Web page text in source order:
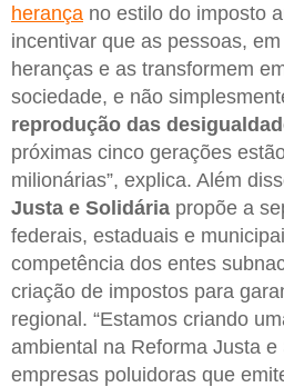
herança no estilo do imposto
incentivar que as pessoas,
heranças e as transformem
sociedade, e não
reprodução das
próximas cinco gerações
milionárias”, explica. Além
Justa e Solidária propõe a
federais, estaduais e
competência dos entes
criação de impostos para
regional. “Estamos criando
ambiental na Reforma Justa e
empresas poluidoras que